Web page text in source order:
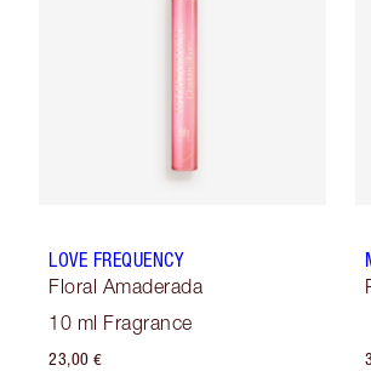
LOVE FREQUENCY
Floral Amaderada
10 ml Fragrance
23,00 €